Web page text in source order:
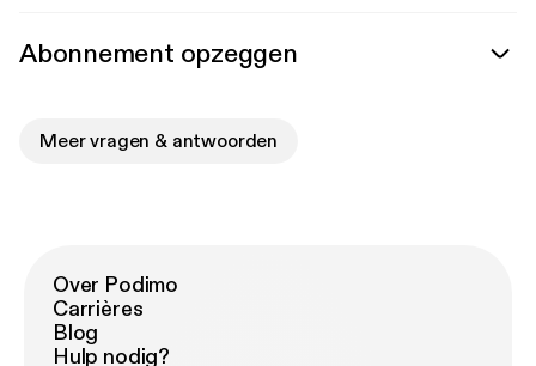
Abonnement opzeggen
Meer vragen & antwoorden
Over Podimo
Carrières
Blog
Hulp nodig?